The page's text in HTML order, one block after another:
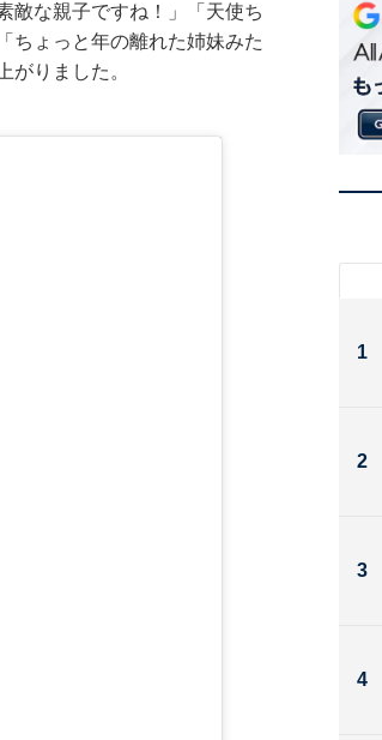
敵な親子ですね！」「天使ち
ちょっと年の離れた姉妹みた
りました。
1
2
3
4